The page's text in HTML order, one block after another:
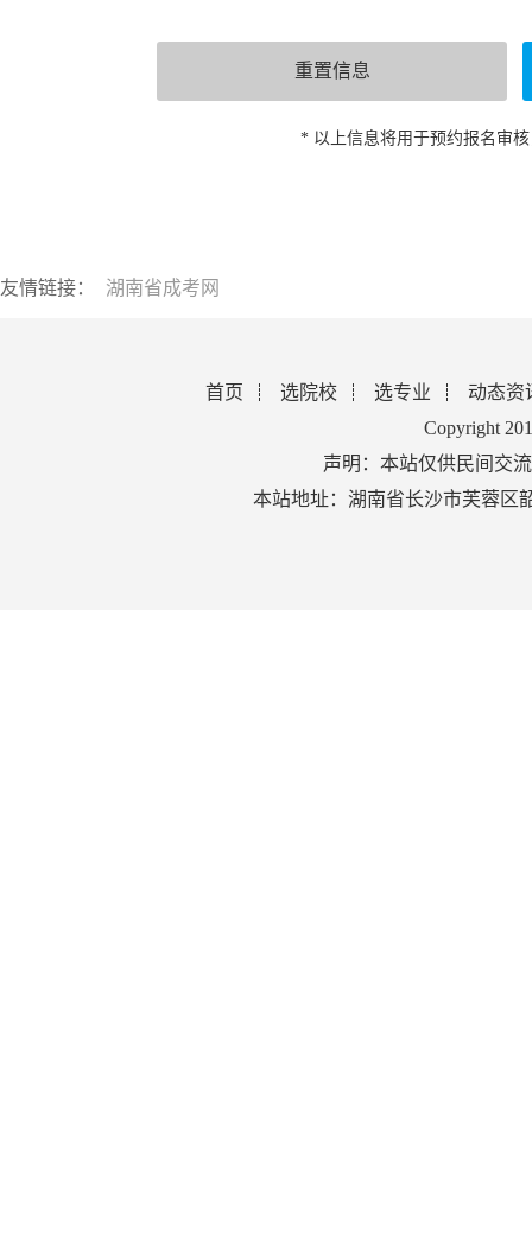
* 以上信息将用于预约报名审
友情链接： 湖南省成考网
首页 选院校 选专业
动态资
Copyright
声明：本站仅供民间交
本站地址：湖南省长沙市芙蓉区